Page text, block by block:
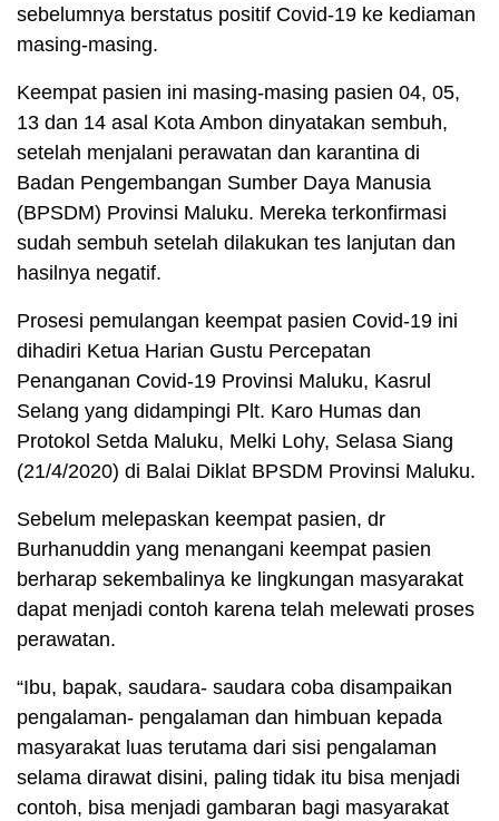
sebelumnya berstatus positif Covid-19 ke kediaman
masing-masing.
Keempat pasien ini masing-masing pasien 04, 05,
13 dan 14 asal Kota Ambon dinyatakan sembuh,
setelah menjalani perawatan dan karantina di
Badan Pengembangan Sumber Daya Manusia
(BPSDM) Provinsi Maluku. Mereka terkonfirmasi
sudah sembuh setelah dilakukan tes lanjutan dan
hasilnya negatif.
Prosesi pemulangan keempat pasien Covid-19 ini
dihadiri Ketua Harian Gustu Percepatan
Penanganan Covid-19 Provinsi Maluku, Kasrul
Selang yang didampingi Plt. Karo Humas dan
Protokol Setda Maluku, Melki Lohy, Selasa Siang
(21/4/2020) di Balai Diklat BPSDM Provinsi Maluku.
Sebelum melepaskan keempat pasien, dr
Burhanuddin yang menangani keempat pasien
berharap sekembalinya ke lingkungan masyarakat
dapat menjadi contoh karena telah melewati proses
perawatan.
“Ibu, bapak, saudara- saudara coba disampaikan
pengalaman- pengalaman dan himbuan kepada
masyarakat luas terutama dari sisi pengalaman
selama dirawat disini, paling tidak itu bisa menjadi
contoh, bisa menjadi gambaran bagi masyarakat